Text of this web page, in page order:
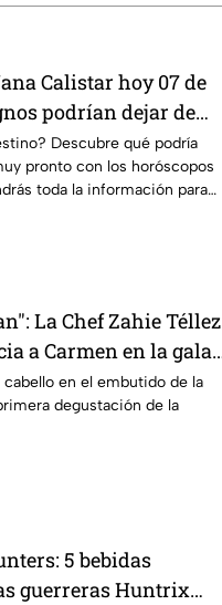
Calistar hoy 07 de
podrían dejar de
pronto de lo que
propuestas
Descubre qué podría
pronto con los horóscopos
toda la información para
La Chef Zahie Téllez
a Carmen en la gala
de MasterChef 24/7
en el embutido de la
degustación de la
5 bebidas
guerreras Huntrix